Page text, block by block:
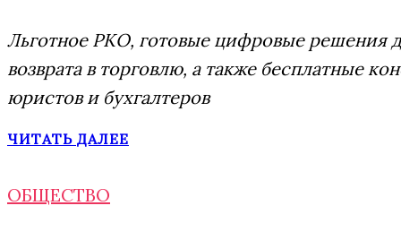
Льготное РКО, готовые цифровые решения
возврата в торговлю, а также бесплатные
юристов и бухгалтеров
ЧИТАТЬ ДАЛЕЕ
ОБЩЕСТВО